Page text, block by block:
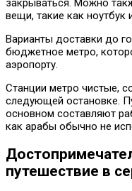
закрываться. Можно
вещи, такие как ноутбук
Варианты доставки до
бюджетное метро,
аэропорту.
Станции метро чистые,
следующей остановке.
основном составляют
как арабы обычно не
путешествие в